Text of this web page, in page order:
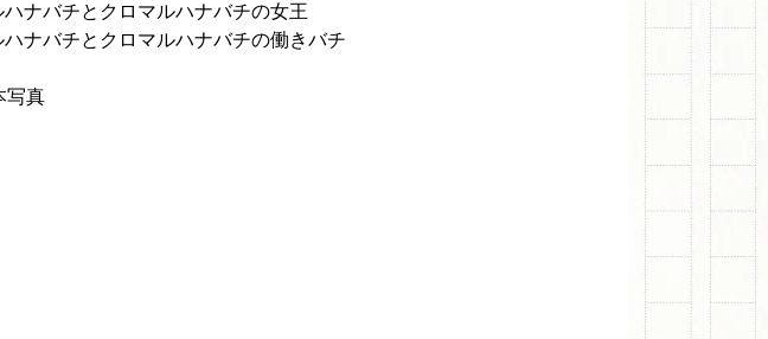
ナバチとクロマルハナバチの女王
ナバチとクロマルハナバチの働きバチ
写真